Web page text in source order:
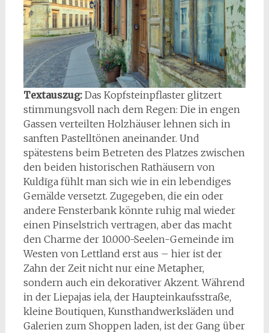
Textauszug: Das Kopfsteinpflaster glitzert
stimmungsvoll nach dem Regen: Die in engen
Gassen verteilten Holzhäuser lehnen sich in
sanften Pastelltönen aneinander. Und
spätestens beim Betreten des Platzes zwischen
den beiden historischen Rathäusern von
Kuldīga fühlt man sich wie in ein lebendiges
Gemälde versetzt. Zugegeben, die ein oder
andere Fensterbank könnte ruhig mal wieder
einen Pinselstrich vertragen, aber das macht
den Charme der 10.000-Seelen-Gemeinde im
Westen von Lettland erst aus – hier ist der
Zahn der Zeit nicht nur eine Metapher,
sondern auch ein dekorativer Akzent. Während
in der Liepajas iela, der Haupteinkaufsstraße,
kleine Boutiquen, Kunsthandwerksläden und
Galerien zum Shoppen laden, ist der Gang über